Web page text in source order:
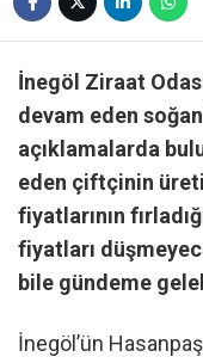
İnegöl Ziraat
devam eden
açıklamalarda
eden çiftçinin
fiyatlarının
fiyatları
bile gündeme
İnegöl’ün